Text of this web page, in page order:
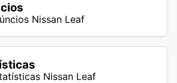
Nissan Leaf
Nissan Leaf